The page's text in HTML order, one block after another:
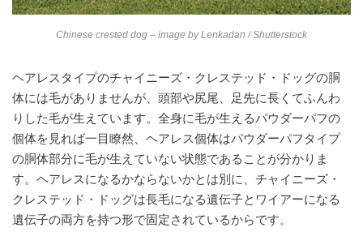
Chinese crested dog – image byLenkadan / Shutterstock
ヘアレスタイプのチャイニーズ・クレステッド・ドッグの胴
体には毛がありませんが、頭部や尻尾、足先に長くてふんわ
りした毛が生えています。全身に毛が生えるパウダーパフの
個体を見れば一目瞭然、ヘアレス個体はパウダーパフタイプ
の胴体部分に毛が生えていない状態であることが分かりま
す。ヘアレスになるかならないかとは別に、チャイニーズ・
クレステッド・ドッグは長毛になる遺伝子とワイアーになる
遺伝子の両方を持つ形で固定されているからです。